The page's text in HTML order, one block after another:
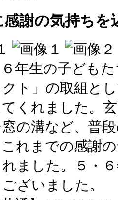
感謝の気持ちを
年生の子ども
クト」の取組と
くれました。
の溝など、普
れまでの感謝
れました。５・
ざいました。